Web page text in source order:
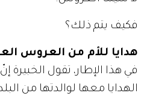
فكيف يتم ذلك؟
هدايا للأم من العروس
في هذا الإطار، تقول
الهدايا معها لوالدتها من